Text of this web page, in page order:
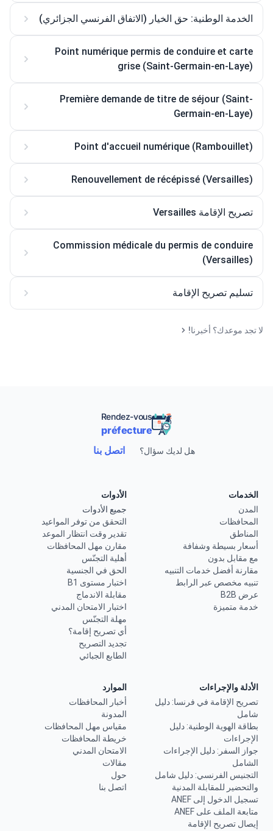
الخدمة الوطنية: حق الخيار (الاتفاق الفرنسي الجزائري)
Point numérique permis de conduire et carte
grise (Saint-Germain-en-Laye)
Première demande de titre de séjour (Saint-
Germain-en-Laye)
Point d'accueil numérique (Rambouillet)
Renouvellement de récépissé (Versailles)
تصريح الإقامة Versailles
Commission médicale du permis de conduire
(Versailles)
تسليم تصريح الإقامة
لا تجد موعدك؟ أخبرنا!
Rendez-vous
préfecture
هل لديك سؤال؟ اتصل بنا
الخدمات
المدن
المحافظات
المناطق
أسعار بسيطة وشفافة
مع مقابل بدون
مقارنة أفضل خدمات التنبيه
تنبيه مخصص عبر الرابط
عرض B2B
خدمة متميزة
الأدوات
جميع الأدوات
التحقق من توفر المواعيد
تقدير وقت انتظار الموعد
مقارن مهل المحافظات
أهلية التجنّس
الحق في الجنسية
اختبار مستوى B1
مقابلة الاندماج
اختبار الامتحان المدني
مهلة التجنّس
أي تصريح إقامة؟
تجديد التصريح
الطابع الجبائي
الأدلة والإجراءات
تصريح الإقامة في فرنسا: دليل
شامل
بطاقة الهوية الوطنية: دليل
الإجراءات
جواز السفر: دليل الإجراءات
الشامل
التجنيس الفرنسي: دليل شامل
والتحضير للمقابلة المدنية
تسجيل الدخول إلى ANEF
متابعة الملف على ANEF
إيصال تصريح الإقامة
الموارد
أخبار المحافظات
المدونة
مقياس مهل المحافظات
خريطة المحافظات
الامتحان المدني
مقالات
حول
اتصل بنا